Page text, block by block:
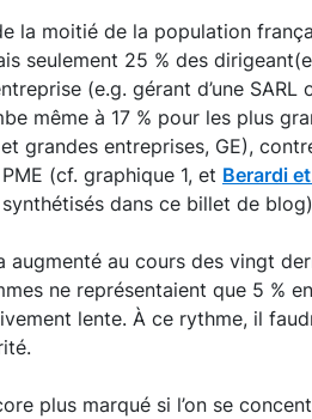
la moitié de la population
seulement 25 % des
(e.g. gérant d’une SARL
même à 17 % pour les plus
grandes entreprises, GE),
(cf. graphique 1, et Berardi
dans ce billet de
au cours des vingt
ne représentaient que 5 %
lente. À ce rythme, il
plus marqué si l’on se